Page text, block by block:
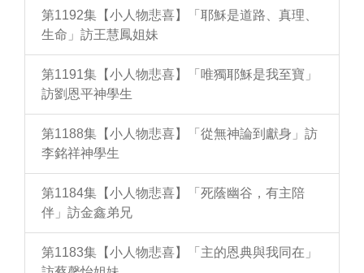
第1192集【小人物悲喜】「耶穌是道路、真理、
生命」訪王慧鳳姐妹
第1191集【小人物悲喜】「唯獨耶穌是我至寶」
訪劉恩平神學生
第1188集【小人物悲喜】「從無神論到獻身」訪
李銘祥神學生
第1184集【小人物悲喜】「死蔭幽谷，有主陪
伴」訪金鑫弟兄
第1183集【小人物悲喜】「主的恩典與我同在」